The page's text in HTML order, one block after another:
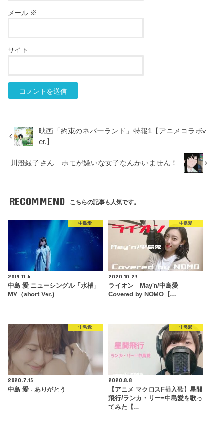
メール ※
サイト
映画「約束のネバーランド」特報1【アニメコラボv
er.】
川澄綾子さん ホモが嫌いな女子なんかいません！
RECOMMEND こちらの記事も人気です。
中島愛
2019.11.4
中島 愛 ニューシングル「水槽」
MV（short Ver.)
中島愛
2020.10.23
ライオン May'n/中島愛
Covered by NOMO【…
中島愛
2020.7.15
中島 愛 - ありがとう
中島愛
2020.8.8
【アニメ マクロスF挿入歌】星間
飛行/ランカ・リー=中島愛を歌っ
てみた【…